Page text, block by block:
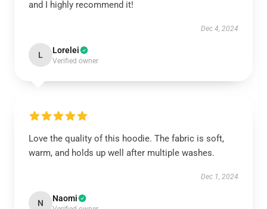
and I highly recommend it!
Dec 4, 2024
L Lorelei
Verified owner
Love the quality of this hoodie. The fabric is soft,
warm, and holds up well after multiple washes.
Dec 1, 2024
N Naomi